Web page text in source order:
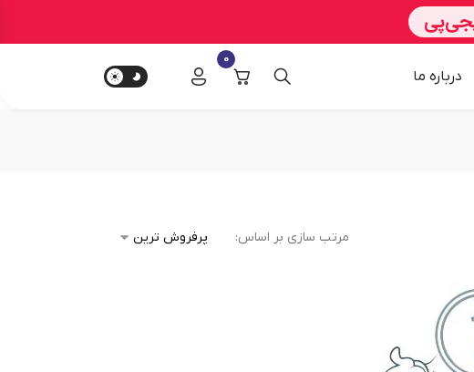
درباره‌ ما
0
مرتب سازی بر اساس: